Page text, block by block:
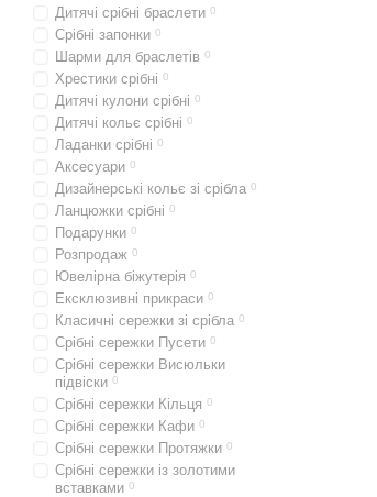
Дитячі срібні браслети 0
Срібні запонки 0
Шарми для браслетів 0
Хрестики срібні 0
Дитячі кулони срібні 0
Дитячі кольє срібні 0
Ладанки срібні 0
Аксесуари 0
Дизайнерські кольє зі срібла 0
Ланцюжки срібні 0
Подарунки 0
Розпродаж 0
Ювелірна біжутерія 0
Ексклюзивні прикраси 0
Класичні сережки зі срібла 0
Срібні сережки Пусети 0
Срібні сережки Висюльки
підвіски 0
Срібні сережки Кільця 0
Срібні сережки Кафи 0
Срібні сережки Протяжки 0
Срібні сережки із золотими
вставками 0